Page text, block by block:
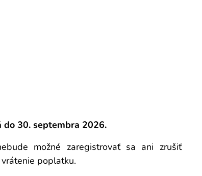
do 30. septembra 2026.
možné zaregistrovať sa ani zrušiť
poplatku.